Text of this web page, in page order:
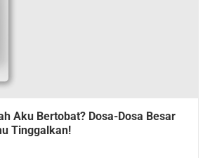
Aku Bertobat? Dosa-Dosa Besar
Tinggalkan!